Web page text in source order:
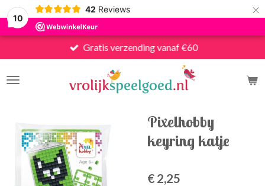
10
42 Reviews ×
Gratis verzending vanaf €60
Pixelhobby
keyring katje
€ 2,25